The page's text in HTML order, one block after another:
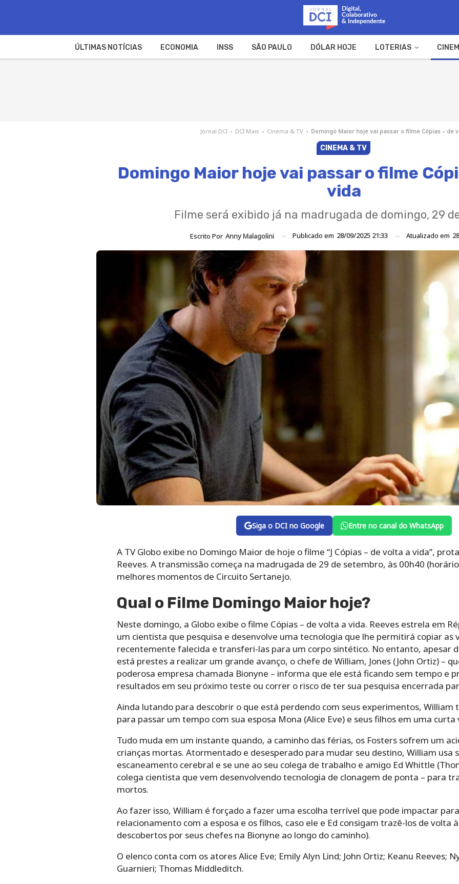
ÚLTIMAS NOTÍCIAS ECONOMIA INSS SÃO PAULO DÓLAR HOJE LOTERIAS
Jornal DCI › DCI Mais › Cinema & TV › Domingo Maior hoje vai passar o filme Cópias – de
CINEMA & TV
Domingo Maior hoje vai passar o filme
vida
Filme será exibido já na madrugada de domingo, 29
Escrito Por Anny Malagolini Publicado em 28/09/2025 21:33 Atualizado em
Siga o DCI no Google Entre no canal do WhatsApp
A TV Globo exibe no Domingo Maior de hoje o filme “J Cópias – de volta a vida”,
Reeves. A transmissão começa na madrugada de 29 de setembro, às 00h40
melhores momentos de Circuito Sertanejo.
Qual o Filme Domingo Maior hoje?
Neste domingo, a Globo exibe o filme Cópias – de volta a vida. Reeves estrela em
um cientista que pesquisa e desenvolve uma tecnologia que lhe permitirá copiar as
recentemente falecida e transferi-las para um corpo sintético. No entanto, apesar
está prestes a realizar um grande avanço, o chefe de William, Jones (John Ortiz) –
poderosa empresa chamada Bionyne – informa que ele está ficando sem tempo e
resultados em seu próximo teste ou correr o risco de ter sua pesquisa encerrada
Ainda lutando para descobrir o que está perdendo com seus experimentos,
para passar um tempo com sua esposa Mona (Alice Eve) e seus filhos em uma curta
Tudo muda em um instante quando, a caminho das férias, os Fosters sofrem um
crianças mortas. Atormentado e desesperado para mudar seu destino, William usa
escaneamento cerebral e se une ao seu colega de trabalho e amigo Ed Whittle
colega cientista que vem desenvolvendo tecnologia de clonagem de ponta – para
mortos.
Ao fazer isso, William é forçado a fazer uma escolha terrível que pode impactar
relacionamento com a esposa e os filhos, caso ele e Ed consigam trazê-los de volta
descobertos por seus chefes na Bionyne ao longo do caminho).
O elenco conta com os atores Alice Eve; Emily Alyn Lind; John Ortiz; Keanu Reeves;
Guarnieri; Thomas Middleditch.